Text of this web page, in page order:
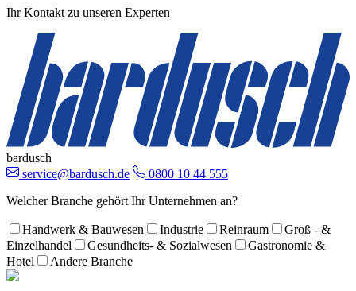
Ihr Kontakt zu unseren Experten
bardusch
service@bardusch.de
0800 10 44 555
Welcher Branche gehört Ihr Unternehmen an?
Handwerk & Bauwesen Industrie Reinraum
Groß - &
Einzelhandel
Gesundheits- & Sozialwesen
Gastronomie &
Hotel
Andere Branche